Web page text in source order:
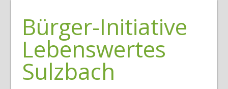
Bürger-Initiative
Lebenswertes
Sulzbach